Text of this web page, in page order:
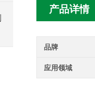
产品详情
品牌
应用领域